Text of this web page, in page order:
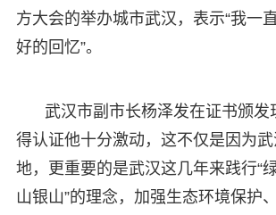
方大会的举办城市武汉，表示“我一
好的回忆”。
武汉市副市长杨泽发在证书颁发
得认证他十分激动，这不仅是因为
地，更重要的是武汉这几年来践行“
山银山”的理念，加强生态环境保护